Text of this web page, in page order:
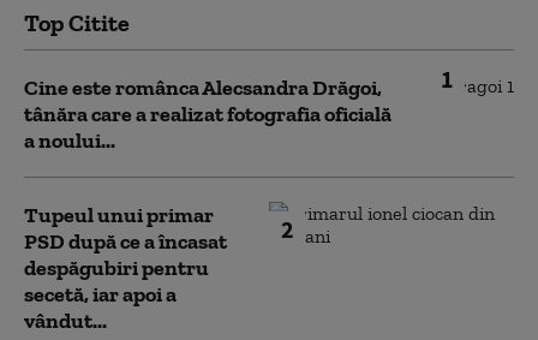
Top Citite
1
Cine este românca Alecsandra Drăgoi,
tânăra care a realizat fotografia oficială
a noului...
2
Tupeul unui primar
PSD după ce a încasat
despăgubiri pentru
secetă, iar apoi a
vândut...